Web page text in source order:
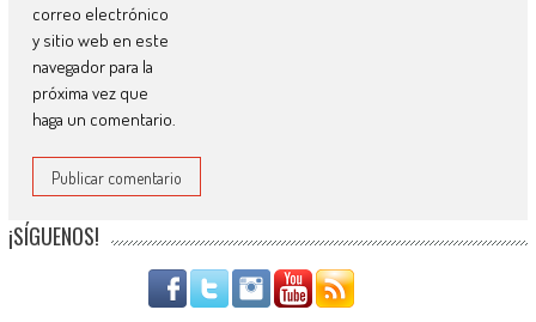
correo electrónico
y sitio web en este
navegador para la
próxima vez que
haga un comentario.
¡SÍGUENOS!